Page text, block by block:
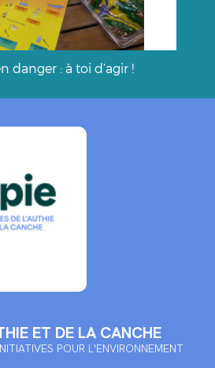
danger : à toi d’agir !
ET DE LA CANCHE
POUR L'ENVIRONNEMENT